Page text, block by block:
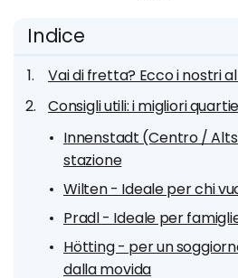
Indice
Vai di fretta? Ecco i nostri
Consigli utili: i migliori
Innenstadt (Centro /
stazione
Wilten - Ideale per chi
Pradl - Ideale per
Hötting - per un
dalla movida